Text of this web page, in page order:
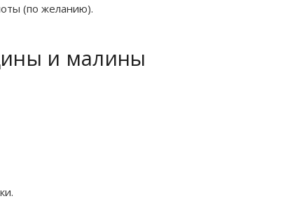
(по желанию).
и малины